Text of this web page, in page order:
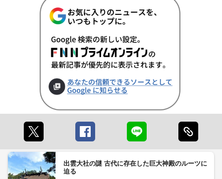
出雲大社の謎 古代に存在した巨大神殿のルーツに
迫る